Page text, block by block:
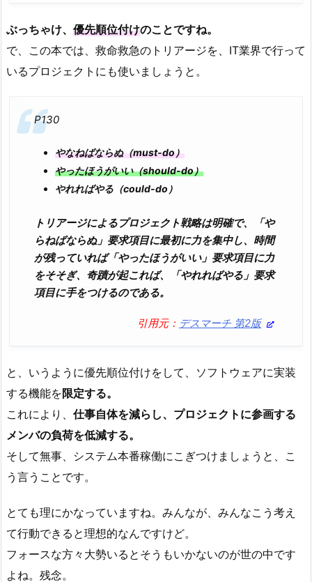
ぶっちゃけ、 優先順位付けのことですね。
で、この本では、救命救急のトリアージを、IT業界で行って
いるプロジェクトにも使いましょうと。
P130
やなねばならぬ（must-do）
やったほうがいい（should-do）
やれればやる（could-do）
トリアージによるプロジェクト戦略は明確で、「や
らねばならぬ」要求項目に最初に力を集中し、時間
が残っていれば「やったほうがいい」要求項目に力
をそそぎ、奇蹟が起これば、「やれればやる」要求
項目に手をつけるのである。
引用元： デスマーチ 第2版
と、いうように優先順位付けをして、ソフトウェアに実装
する機能を限定する。
これにより、 仕事自体を減らし、プロジェクトに参画する
メンバの負荷を低減する。
そして無事、システム本番稼働にこぎつけましょうと、こ
う言うことです。
とても理にかなっていますね。みんなが、みんなこう考え
て行動できると理想的なんですけど。
フォースな方々大勢いるとそうもいかないのが世の中です
よね。残念。